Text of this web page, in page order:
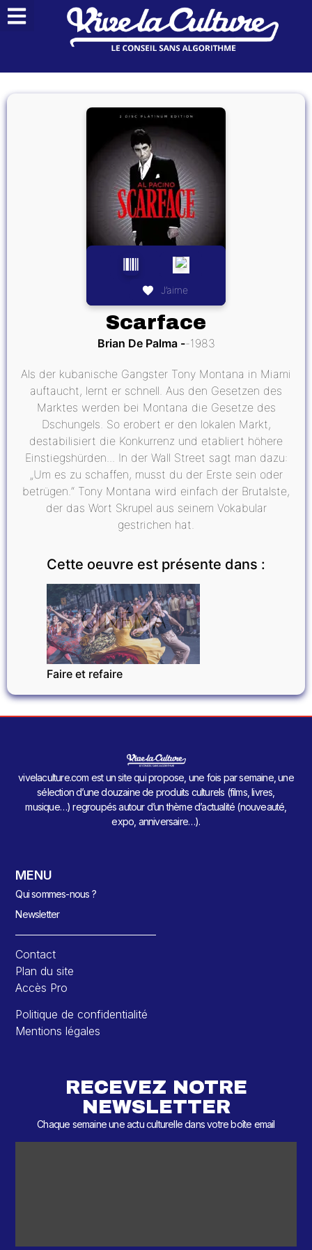
J’aime
Scarface
Brian De Palma 1983
Als der kubanische Gangster Tony Montana in Miami
auftaucht, lernt er schnell. Aus den Gesetzen des
Marktes werden bei Montana die Gesetze des
Dschungels. So erobert er den lokalen Markt,
destabilisiert die Konkurrenz und etabliert höhere
Einstiegshürden... In der Wall Street sagt man dazu:
„Um es zu schaffen, musst du der Erste sein oder
betrügen.“ Tony Montana wird einfach der Brutalste,
der das Wort Skrupel aus seinem Vokabular
gestrichen hat.
Cette oeuvre est présente dans :
CINÉMA
Faire et refaire
vivelaculture.com est un site qui propose, une fois par semaine, une
sélection d’une douzaine de produits culturels (films, livres,
musique…) regroupés autour d’un thème d’actualité (nouveauté,
expo, anniversaire…).
MENU
Qui sommes-nous ?
Newsletter
Contact
Plan du site
Accès Pro
Politique de confidentialité
Mentions légales
RECEVEZ NOTRE
NEWSLETTER
Chaque semaine une actu culturelle dans votre boîte email